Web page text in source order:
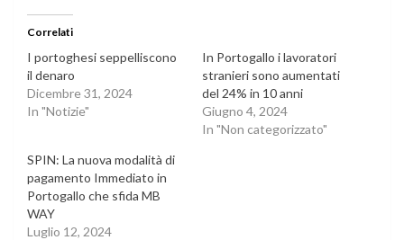
Correlati
I portoghesi seppelliscono
il denaro
Dicembre 31, 2024
In "Notizie"
In Portogallo i lavoratori
stranieri sono aumentati
del 24% in 10 anni
Giugno 4, 2024
In "Non categorizzato"
SPIN: La nuova modalità di
pagamento Immediato in
Portogallo che sfida MB
WAY
Luglio 12, 2024